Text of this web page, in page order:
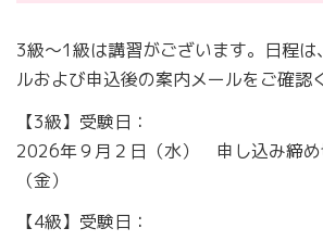
3級～1級は講習がございます。日程は
ルおよび申込後の案内メールをご確認
【3級】受験日：
2026年９月２日（水） 申し込み締め
（金）
【4級】受験日：